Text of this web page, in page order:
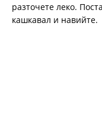
разточете леко.
кашкавал и навийте.